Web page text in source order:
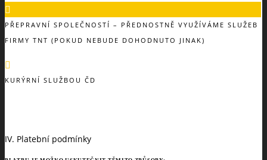
PŘEPRAVNÍ SPOLEČNOSTÍ – PŘEDNOSTNĚ VYUŽÍVÁME SLUŽEB
FIRMY TNT (POKUD NEBUDE DOHODNUTO JINAK)
KURÝRNÍ SLUŽBOU ČD
IV. Platební podmínky